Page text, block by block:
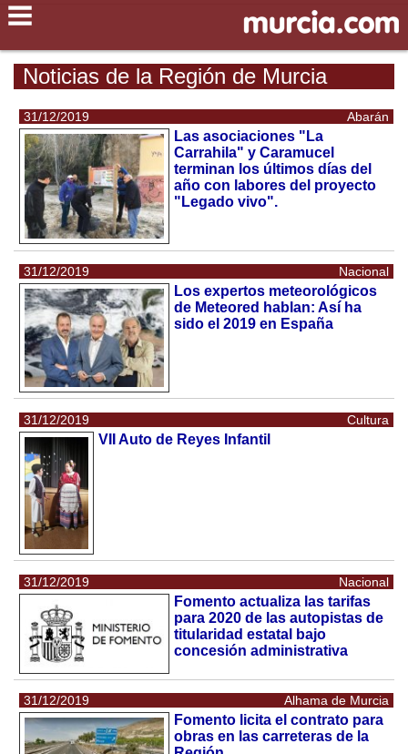
Noticias de la Región de Murcia
31/12/2019 Abarán
Las asociaciones "La
Carrahila" y Caramucel
terminan los últimos días del
año con labores del proyecto
"Legado vivo".
31/12/2019 Nacional
Los expertos meteorológicos
de Meteored hablan: Así ha
sido el 2019 en España
31/12/2019 Cultura
VII Auto de Reyes Infantil
31/12/2019 Nacional
Fomento actualiza las tarifas
para 2020 de las autopistas de
titularidad estatal bajo
concesión administrativa
31/12/2019 Alhama de Murcia
Fomento licita el contrato para
obras en las carreteras de la